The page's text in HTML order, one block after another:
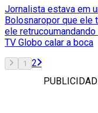
Jornalista estava em
Bolosnaropor que ele
ele
TV Globo calar a boca
1
2